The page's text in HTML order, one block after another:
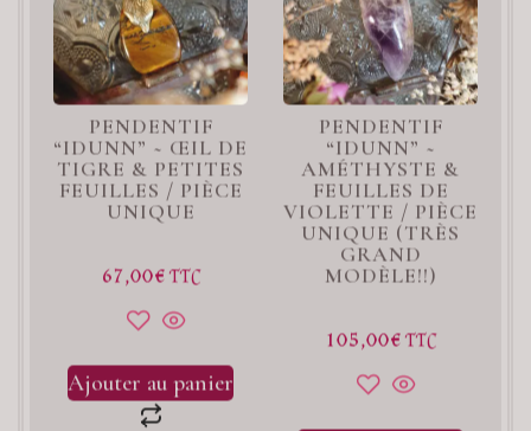
PENDENTIF
“IDUNN” ~ ŒIL DE
TIGRE & PETITES
FEUILLES / PIÈCE
UNIQUE
67,00€ TTC
Ajouter au panier
PENDENTIF
“IDUNN” ~
AMÉTHYSTE &
FEUILLES DE
VIOLETTE / PIÈCE
UNIQUE (TRÈS
GRAND
MODÈLE!!)
105,00€ TTC